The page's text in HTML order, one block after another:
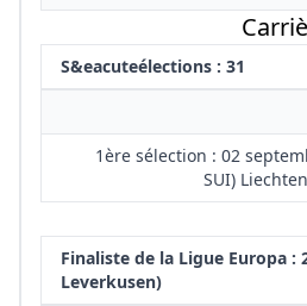
S&eacuteélections : 31
1ère sélection : 02
SUI)
Finaliste de la Ligue Europa :
Leverkusen)